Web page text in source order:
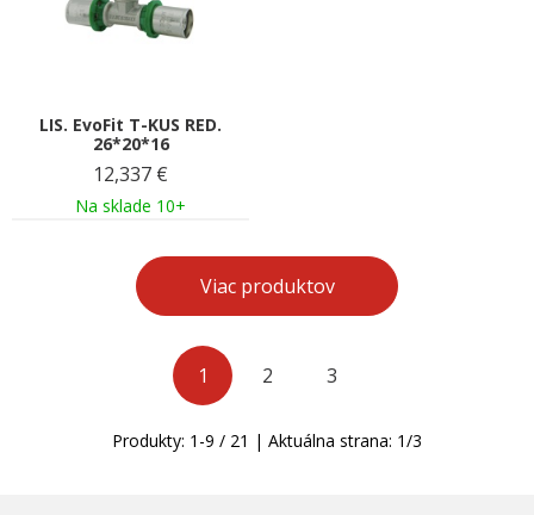
LIS. EvoFit T-KUS RED.
26*20*16
12,337 €
Na sklade 10+
Viac produktov
1 2 3
Produkty: 1 -9 / 21 | Aktuálna strana: 1/3